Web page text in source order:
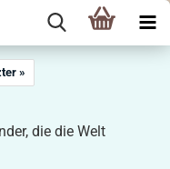
»
die die Welt